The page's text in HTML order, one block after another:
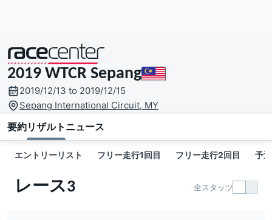
主催
2019 WTCR Sepang
2019/12/13 to 2019/12/15
Sepang International Circuit, MY
要約リザルト ニュース
エントリーリスト フリー走行1回目 フリー走行2回目 予選
レース3 全スタッツ